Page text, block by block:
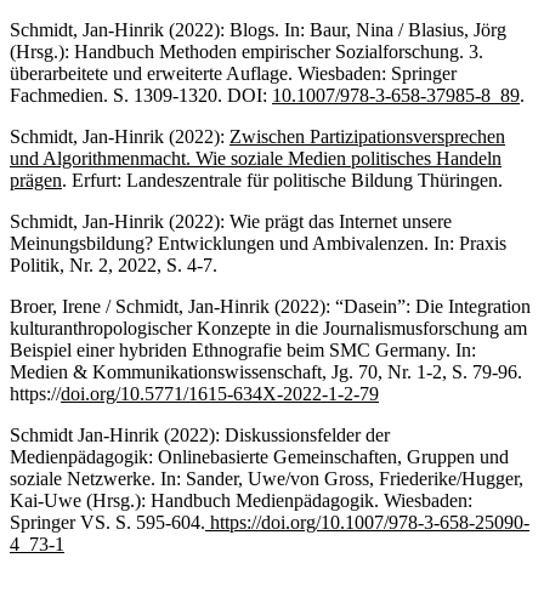
Schmidt, Jan-Hinrik (2022): Blogs. In: Baur, Nina / Blasius, Jörg
(Hrsg.): Handbuch Methoden empirischer Sozialforschung. 3.
überarbeitete und erweiterte Auflage. Wiesbaden: Springer
Fachmedien. S. 1309-1320. DOI: 10.1007/978-3-658-37985-8_89.
Schmidt, Jan-Hinrik (2022): Zwischen Partizipationsversprechen
und Algorithmenmacht. Wie soziale Medien politisches Handeln
prägen. Erfurt: Landeszentrale für politische Bildung Thüringen.
Schmidt, Jan-Hinrik (2022): Wie prägt das Internet unsere
Meinungsbildung? Entwicklungen und Ambivalenzen. In: Praxis
Politik, Nr. 2, 2022, S. 4-7.
Broer, Irene / Schmidt, Jan-Hinrik (2022): “Dasein”: Die Integration
kulturanthropologischer Konzepte in die Journalismusforschung am
Beispiel einer hybriden Ethnografie beim SMC Germany. In:
Medien & Kommunikationswissenschaft, Jg. 70, Nr. 1-2, S. 79-96.
https://doi.org/10.5771/1615-634X-2022-1-2-79
Schmidt Jan-Hinrik (2022): Diskussionsfelder der
Medienpädagogik: Onlinebasierte Gemeinschaften, Gruppen und
soziale Netzwerke. In: Sander, Uwe/von Gross, Friederike/Hugger,
Kai-Uwe (Hrsg.): Handbuch Medienpädagogik. Wiesbaden:
Springer VS. S. 595-604. https://doi.org/10.1007/978-3-658-25090-
4_73-1